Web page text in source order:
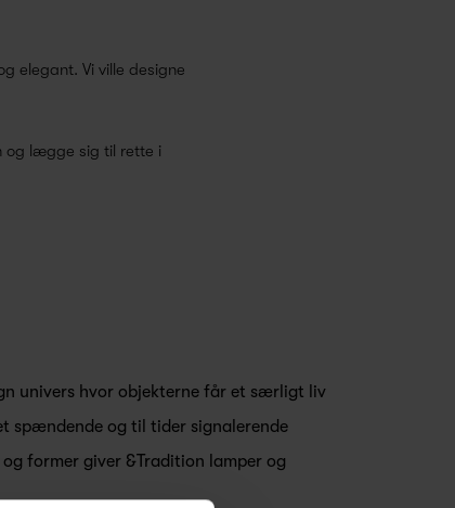
elegant. Vi ville designe
og lægge sig til rette i
univers hvor objekterne får et særligt liv
spændende og til tider signalerende
former giver &Tradition lamper og